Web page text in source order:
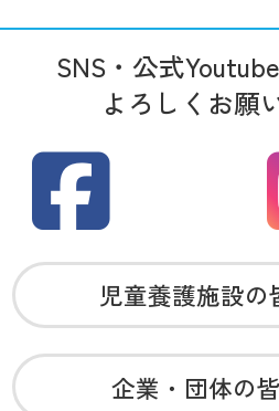
SNS・公式
よろしくお願
児童養護施設の
企業・団体の